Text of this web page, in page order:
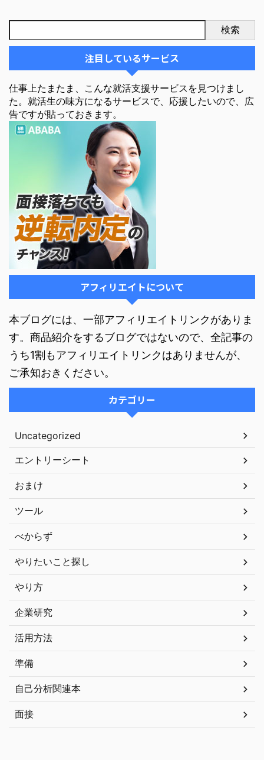
検索
注目しているサービス
仕事上たまたま、こんな就活支援サービスを見つけまし
た。就活生の味方になるサービスで、応援したいので、広
告ですが貼っておきます。
アフィリエイトについて
本ブログには、一部アフィリエイトリンクがありま
す。商品紹介をするブログではないので、全記事の
うち1割もアフィリエイトリンクはありませんが、
ご承知おきください。
カテゴリー
Uncategorized
エントリーシート
おまけ
ツール
べからず
やりたいこと探し
やり方
企業研究
活用方法
準備
自己分析関連本
面接